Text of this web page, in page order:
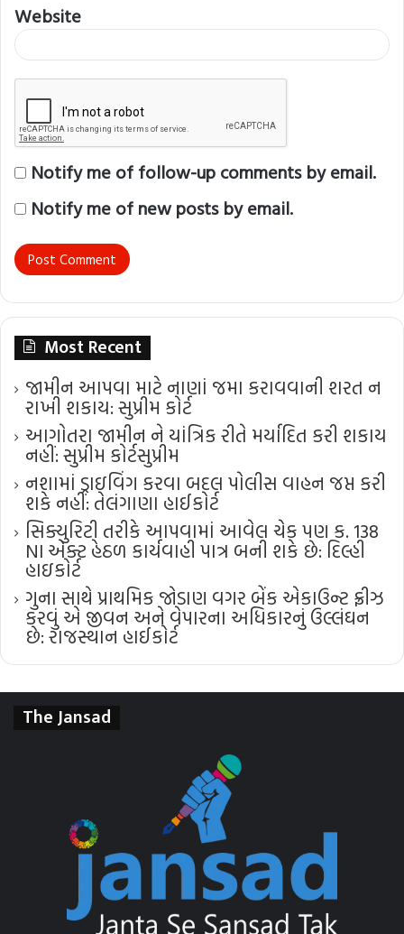
Website
Notify me of follow-up comments by email.
Notify me of new posts by email.
Most Recent
જામીન આપવા માટે નાણાં જમા કરાવવાની શરત ન
રાખી શકાય: સુપ્રીમ કોર્ટ
આગોતરા જામીન ને યાંત્રિક રીતે મર્યાદિત કરી શકાય
નહીં: સુપ્રીમ કોર્ટ​સુપ્રીમ
નશામાં ડ્રાઇવિંગ કરવા બદલ પોલીસ વાહન જપ્ત કરી
શકે નહીં: તેલંગાણા હાઈકોર્ટ
સિક્યુરિટી તરીકે આપવામાં આવેલ ચેક પણ ક. 138
NI એક્ટ હેઠળ કાર્યવાહી પાત્ર બની શકે છે: દિલ્હી
હાઇકોર્ટ
ગુના સાથે પ્રાથમિક જોડાણ વગર બેંક એકાઉન્ટ ફ્રીઝ
કરવું એ જીવન અને વેપારના અધિકારનું ઉલ્લંઘન
છે: રાજસ્થાન હાઈકોર્ટ
The Jansad